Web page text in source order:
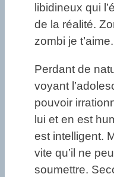
libidineux qui
de la réalité.
zombi je t’aime.
Perdant de
voyant
pouvoir
lui et en est
est intelligent.
vite qu’il ne
soumettre.